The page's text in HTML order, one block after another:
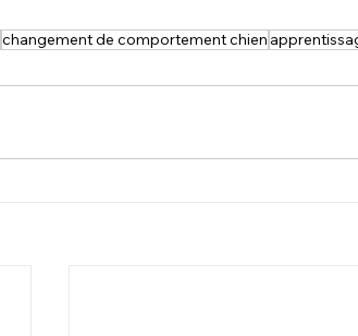
changement de comportement chien